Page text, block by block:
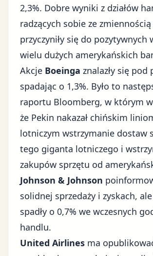
2,3%. Dobre wyniki z działów
radzących sobie ze
przyczyniły się do pozytywnych
wielu dużych amerykańskich
Akcje Boeinga znalazły się pod
spadając o 1,3%. Było to
raportu Bloomberg, w którym
że Pekin nakazał chińskim
lotniczym wstrzymanie dostaw
tego giganta lotniczego i
zakupów sprzętu od
Johnson & Johnson
solidnej sprzedaży i zyskach,
spadły o 0,7% we wczesnych
handlu.
United Airlines ma